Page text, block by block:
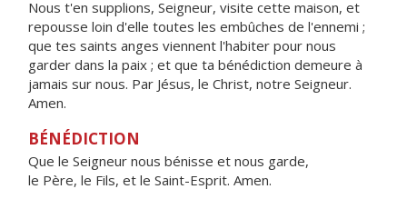
Nous t'en supplions, Seigneur, visite cette maison, et
repousse loin d'elle toutes les embûches de l'ennemi ;
que tes saints anges viennent l'habiter pour nous
garder dans la paix ; et que ta bénédiction demeure à
jamais sur nous. Par Jésus, le Christ, notre Seigneur.
Amen.
BÉNÉDICTION
Que le Seigneur nous bénisse et nous garde,
le Père, le Fils, et le Saint-Esprit. Amen.